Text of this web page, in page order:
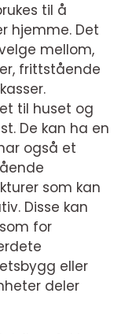
til å
hjemme. Det
mellom,
frittstående
til huset og
De kan ha en
også et
som kan
Disse kan
for
eller
deler